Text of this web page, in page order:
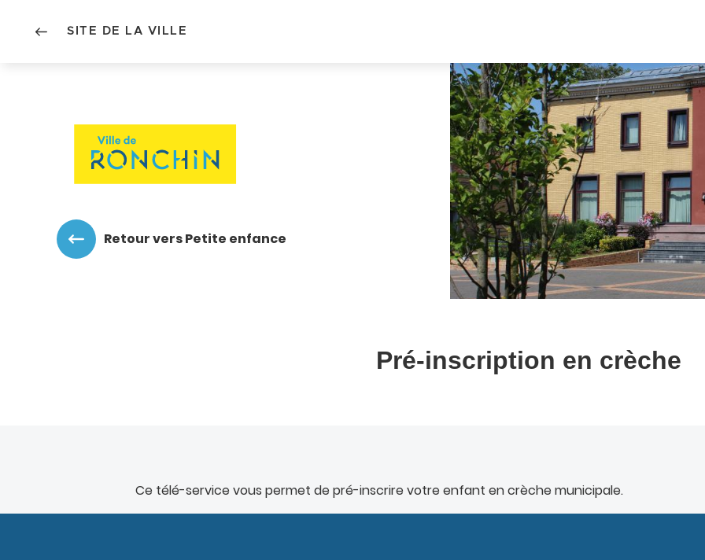
SITE DE LA VILLE
Retour vers Petite enfance
Pré-inscription en crèche
Ce télé-service vous permet de pré-inscrire votre enfant en crèche municipale.